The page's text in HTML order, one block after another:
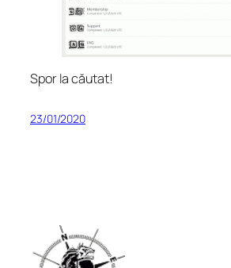
Spor la căutat!
23/01/2020